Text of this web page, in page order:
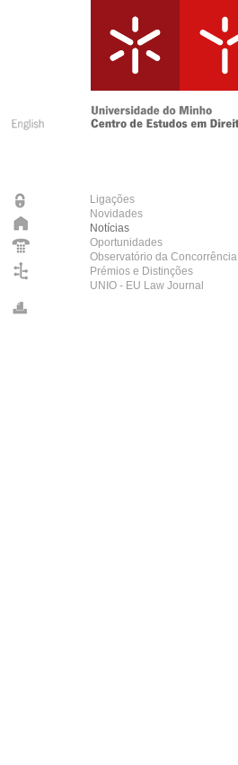
Ligações
Novidades
Notícias
Oportunidades
Observatório da Concorrência
Prémios e Distinções
UNIO - EU Law Journal